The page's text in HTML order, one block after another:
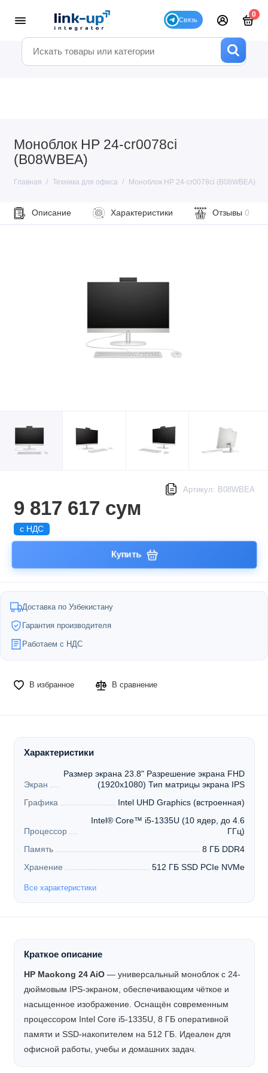
0
Моноблок HP 24-cr0078ci
(B08WBEA)
Главная Техника для офиса Моноблок HP 24-cr0078ci (B08WBEA)
Описание Характеристики Отзывы 0
Артикул: B08WBEA
9 817 617 сум
с НДС
Купить
Доставка по Узбекистану
Гарантия производителя
Работаем с НДС
В избранное В сравнение
Характеристики
Экран
Размер экрана 23.8" Разрешение экрана FHD
(1920x1080) Тип матрицы экрана IPS
Графика
Intel UHD Graphics (встроенная)
Процессор
Intel® Core™ i5-1335U (10 ядер, до 4.6
ГГц)
Память
8 ГБ DDR4
Хранение
512 ГБ SSD PCIe NVMe
Все характеристики
Краткое описание
HP Maokong 24 AiO— универсальный моноблок с 24-
дюймовым IPS-экраном, обеспечивающим чёткое и
насыщенное изображение. Оснащён современным
процессором Intel Core i5-1335U, 8 ГБ оперативной
памяти и SSD-накопителем на 512 ГБ. Идеален для
офисной работы, учебы и домашних задач.